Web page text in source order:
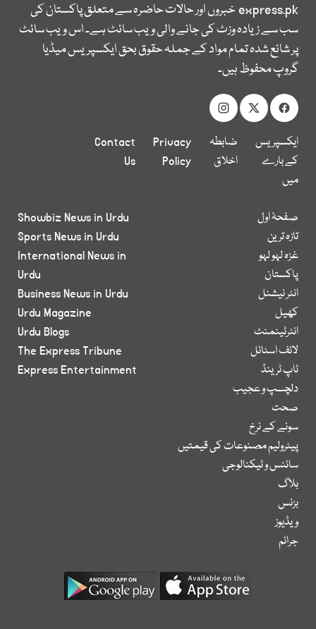
express.pkخبروں اور حالات حاضرہ سے متعلق پاکستان کی
سب سے زیادہ وزٹ کی جانے والی ویب سائٹ ہے۔ اس ویب سائٹ
پر شائع شدہ تمام مواد کے جملہ حقوق بحق ایکسپریس میڈیا
گروپ محفوظ ہیں۔
ایکسپریس
کے بارے
میں
ضابطہ
اخلاق
Privacy
Policy
Contact
Us
صفحۂ اول
تازہ ترین
غزہ لہو لہو
پاکستان
انٹر نیشنل
کھیل
انٹرٹینمنٹ
لائف اسٹائل
ٹاپ ٹرینڈ
دلچسپ و عجیب
صحت
سونے کے نرخ
پیٹرولیم مصنوعات کی قیمتیں
سائنس و ٹیکنالوجی
بلاگ
بزنس
ویڈیوز
جرائم
Showbiz News in Urdu
Sports News in Urdu
International News in
Urdu
Business News in Urdu
Urdu Magazine
Urdu Blogs
The Express Tribune
Express Entertainment